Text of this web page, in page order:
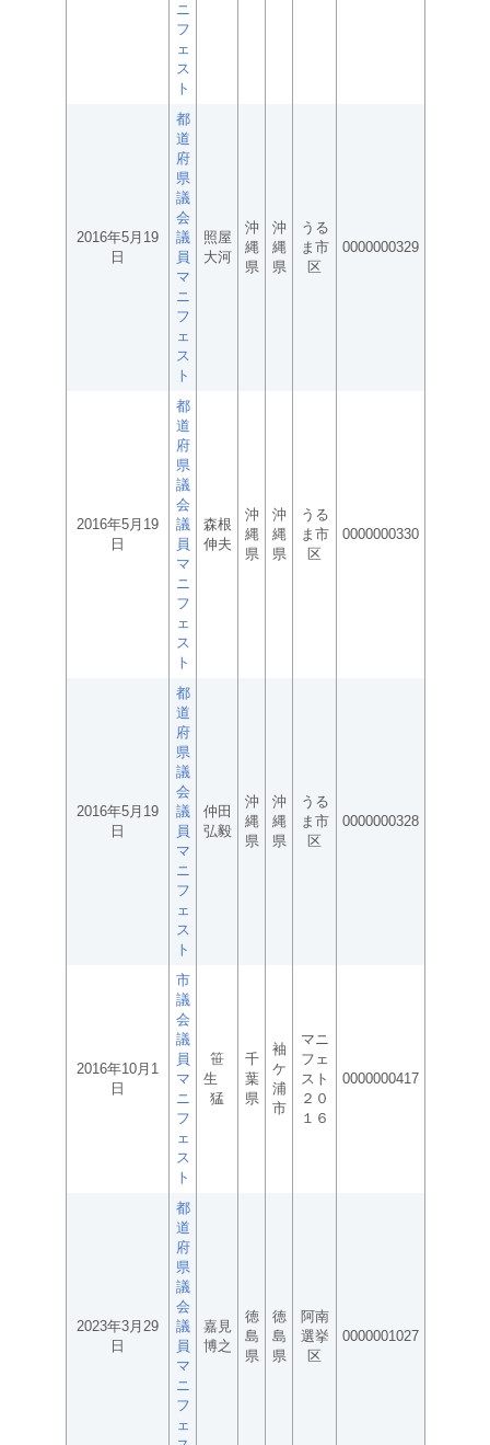
ニ
フ
ェ
ス
ト
2016年5月19
日
都
道
府
県
議
会
議
員
マ
ニ
フ
ェ
ス
ト
照屋
大河
沖
縄
県
沖
縄
県
うる
ま市
区
0000000329
2016年5月19
日
都
道
府
県
議
会
議
員
マ
ニ
フ
ェ
ス
ト
森根
伸夫
沖
縄
県
沖
縄
県
うる
ま市
区
0000000330
2016年5月19
日
都
道
府
県
議
会
議
員
マ
ニ
フ
ェ
ス
ト
仲田
弘毅
沖
縄
県
沖
縄
県
うる
ま市
区
0000000328
2016年10月1
日
市
議
会
議
員
マ
ニ
フ
ェ
ス
ト
笹
生
猛
千
葉
県
袖
ケ
浦
市
マニ
フェ
スト
２０
１６
0000000417
2023年3月29
日
都
道
府
県
議
会
議
員
マ
ニ
フ
ェ
嘉見
博之
徳
島
県
徳
島
県
阿南
選挙
区
0000001027